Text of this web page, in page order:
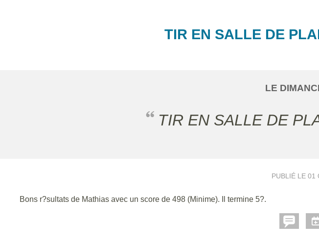
TIR EN SALLE DE
LE
TIR EN SALLE DE
PUBLIÉ LE 01
Bons r?sultats de Mathias avec un score de 498 (Minime). Il termine 5?.